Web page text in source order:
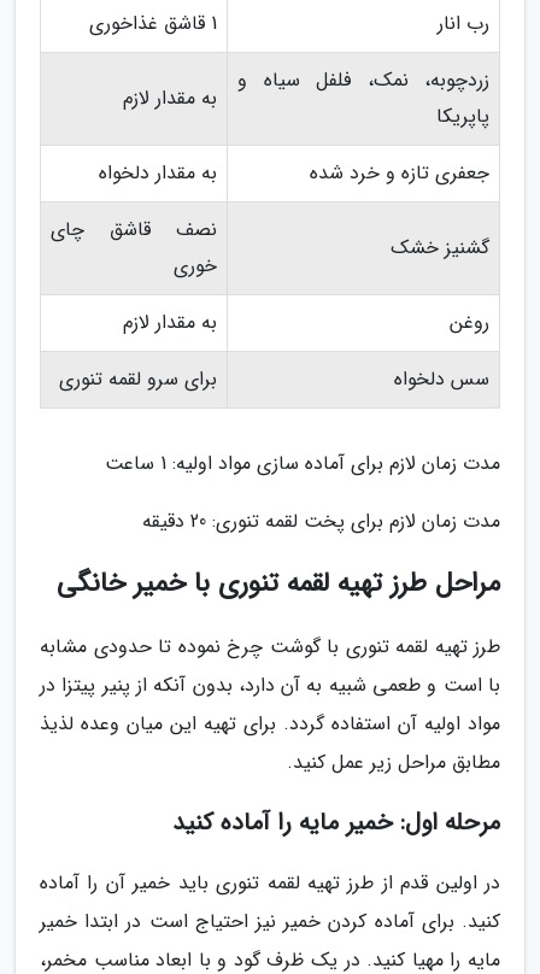
رب انار
1 قاشق غذاخوری
زردچوبه، نمک، فلفل سیاه و
پاپریکا
به مقدار لازم
جعفری تازه و خرد شده به مقدار دلخواه
گشنیز خشک
نصف قاشق چای
خوری
روغن
به مقدار لازم
سس دلخواه
برای سرو لقمه تنوری
مدت زمان لازم برای آماده سازی مواد اولیه: 1 ساعت
مدت زمان لازم برای پخت لقمه تنوری: 20 دقیقه
مراحل طرز تهیه لقمه تنوری با خمیر خانگی
طرز تهیه لقمه تنوری با گوشت چرخ نموده تا حدودی مشابه
با است و طعمی شبیه به آن دارد، بدون آنکه از پنیر پیتزا در
مواد اولیه آن استفاده گردد. برای تهیه این میان وعده لذیذ
مطابق مراحل زیر عمل کنید.
مرحله اول: خمیر مایه را آماده کنید
در اولین قدم از طرز تهیه لقمه تنوری باید خمیر آن را آماده
کنید. برای آماده کردن خمیر نیز احتیاج است در ابتدا خمیر
مایه را مهیا کنید. در یک ظرف گود و با ابعاد مناسب مخمر،